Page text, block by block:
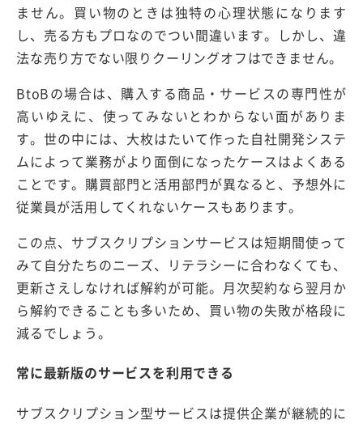
ません。買い物のときは独特の心理状態になります
し、売る方もプロなのでつい間違います。しかし、違
法な売り方でない限りクーリングオフはできません。
BtoBの場合は、購入する商品・サービスの専門性が
高いゆえに、使ってみないとわからない面がありま
す。世の中には、大枚はたいて作った自社開発システ
ムによって業務がより面倒になったケースはよくある
ことです。購買部門と活用部門が異なると、予想外に
従業員が活用してくれないケースもあります。
この点、サブスクリプションサービスは短期間使って
みて自分たちのニーズ、リテラシーに合わなくても、
更新さえしなければ解約が可能。月次契約なら翌月か
ら解約できることも多いため、買い物の失敗が格段に
減るでしょう。
常に最新版のサービスを利用できる
サブスクリプション型サービスは提供企業が継続的に